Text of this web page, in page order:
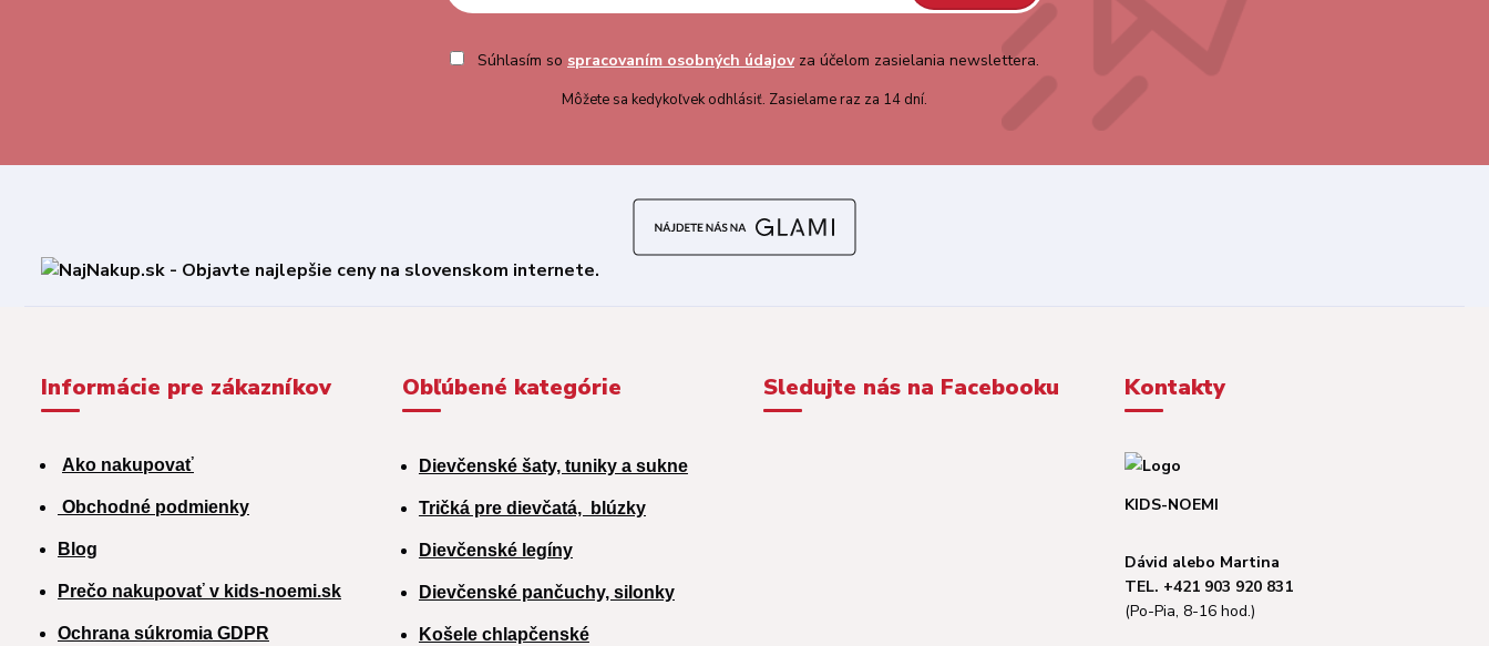
Súhlasím so spracovaním osobných údajovza účelom zasielania newslettera.
Môžete sa kedykoľvek odhlásiť. Zasielame raz za 14 dní.
Informácie pre zákazníkov
Ako nakupovať
Obchodné podmienky
Blog
Prečo nakupovať v kids-noemi.sk
Ochrana súkromia GDPR
Obľúbené kategórie
Dievčenské šaty, tuniky a sukne
Tričká pre dievčatá, blúzky
Dievčenské legíny
Dievčenské pančuchy, silonky
Košele chlapčenské
Sledujte nás na Facebooku Kontakty
KIDS-NOEMI
Dávid alebo Martina
TEL. +421 903 920 831
(Po-Pia, 8-16 hod.)